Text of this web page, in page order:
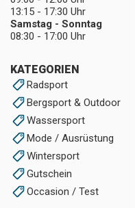
KATEGORIEN
Radsport
Bergsport & Outdoor
Wassersport
Mode / Ausrüstung
Wintersport
Gutschein
Occasion / Test
13:15 - 17:30 Uhr
Samstag - Sonntag
08:30 - 17:00 Uhr